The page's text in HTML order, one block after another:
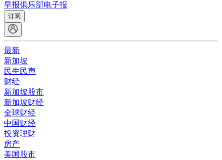
早报俱乐部电子报
订阅
最新
新加坡
民生民声
财经
新加坡股市
新加坡财经
全球财经
中国财经
投资理财
房产
美国股市